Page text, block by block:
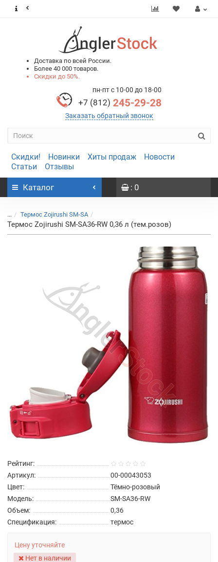
Доставка по всей России.
Более 40 000 товаров.
Скидки до 50%.
пн-пт с 10-00 до 18-00
+7 (812) 245-29-28
Заказать обратный звонок
Скидки! Новинки Хиты продаж
Новости
Статьи
Отзывы
Каталог : 0
... Термос Zojirushi SM-SA
Термос Zojirushi SM-SA36-RW 0,36 л (тем.розов)
Рейтинг:
Артикул:
00-00043053
Цвет:
Тёмно-розовый
Модель:
SM-SA36-RW
Объем:
0,36
Спецификация:
термос
Цену уточняйте
Нет в наличии